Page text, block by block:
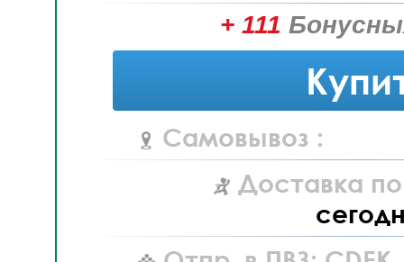
+ 111
Самовывоз :
Доставка